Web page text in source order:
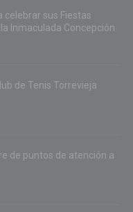
celebrar sus Fiestas
Inmaculada Concepción
de Tenis Torrevieja
de puntos de atención a